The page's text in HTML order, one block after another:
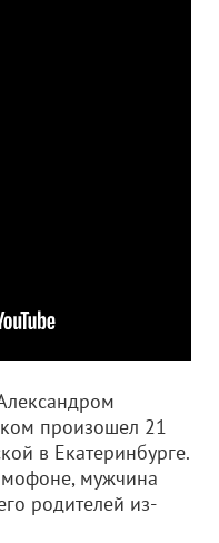
произошел 21
в Екатеринбурге.
мужчина
родителей из-